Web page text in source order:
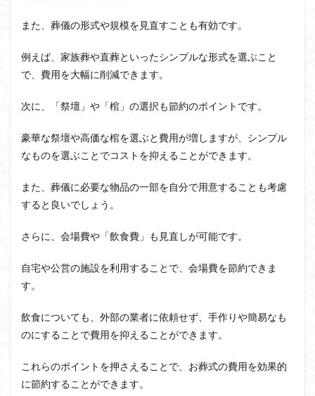
また、葬儀の形式や規模を見直すことも有効です。
例えば、家族葬や直葬といったシンプルな形式を選ぶこと
で、費用を大幅に削減できます。
次に、「祭壇」や「棺」の選択も節約のポイントです。
豪華な祭壇や高価な棺を選ぶと費用が増しますが、シンプル
なものを選ぶことでコストを抑えることができます。
また、葬儀に必要な物品の一部を自分で用意することも考慮
すると良いでしょう。
さらに、会場費や「飲食費」も見直しが可能です。
自宅や公営の施設を利用することで、会場費を節約できま
す。
飲食についても、外部の業者に依頼せず、手作りや簡易なも
のにすることで費用を抑えることができます。
これらのポイントを押さえることで、お葬式の費用を効果的
に節約することができます。